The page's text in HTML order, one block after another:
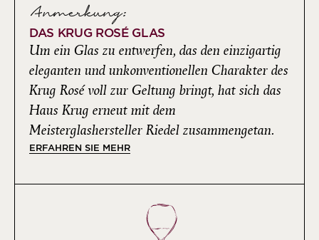
Anmerkung:
DAS KRUG ROSÉ GLAS
Um ein Glas zu entwerfen, das den einzigartig
eleganten und unkonventionellen Charakter des
Krug Rosé voll zur Geltung bringt, hat sich das
Haus Krug erneut mit dem
Meisterglashersteller Riedel zusammengetan.
ERFAHREN SIE MEHR